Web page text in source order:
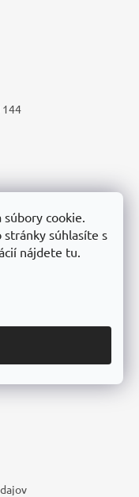
súbory cookie.
súhlasíte s
nájdete tu.
144